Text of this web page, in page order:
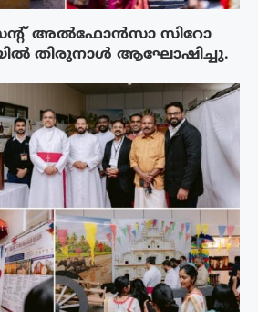
അൽഫോൻസാ സിറോ
തിരുനാൾ ആഘോഷിച്ചു.